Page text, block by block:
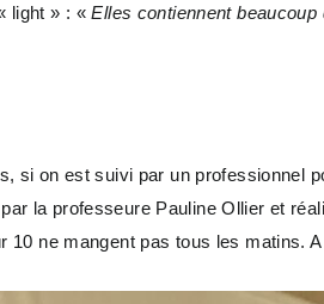
light » : «Elles contiennent
si on est suivi par un professionnel
la professeure Pauline Ollier et
ne mangent pas tous les matins.